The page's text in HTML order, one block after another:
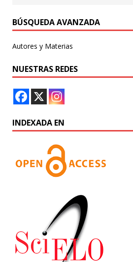
BÚSQUEDA AVANZADA
Autores y Materias
NUESTRAS REDES
INDEXADA EN